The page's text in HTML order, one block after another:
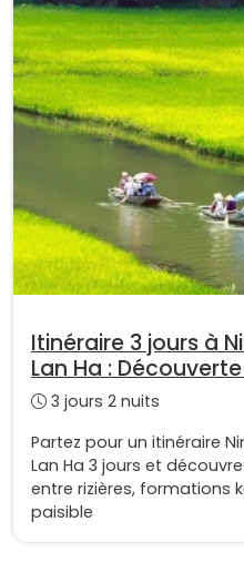
Itinéraire 3 jours à
Lan Ha :
3 jours 2 nuits
Partez pour un itinéraire
Lan Ha 3 jours et
entre rizières, formations
paisible